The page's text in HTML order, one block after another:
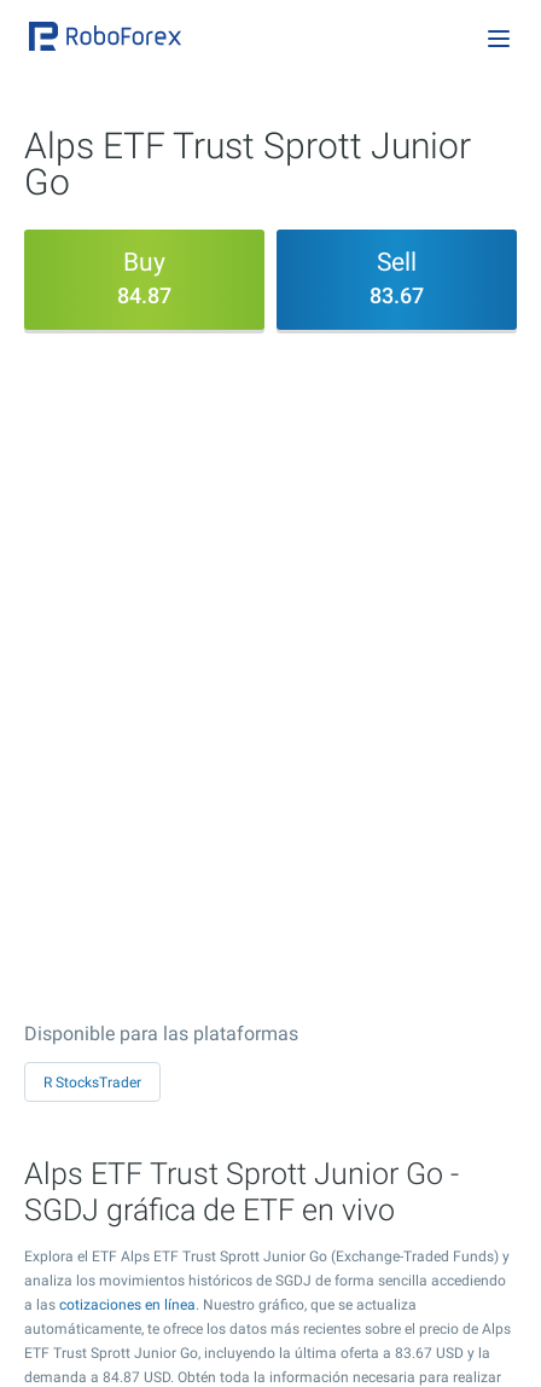
Alps ETF Trust Sprott Junior
Go
Buy
84.87
Sell
83.67
Disponible para las plataformas
R StocksTrader
Alps ETF Trust Sprott Junior Go -
SGDJ gráfica de ETF en vivo
Explora el ETF Alps ETF Trust Sprott Junior Go (Exchange-Traded Funds) y
analiza los movimientos históricos de SGDJ de forma sencilla accediendo
a las cotizaciones en línea. Nuestro gráfico, que se actualiza
automáticamente, te ofrece los datos más recientes sobre el precio de Alps
ETF Trust Sprott Junior Go, incluyendo la última oferta a 83.67 USD y la
demanda a 84.87 USD. Obtén toda la información necesaria para realizar